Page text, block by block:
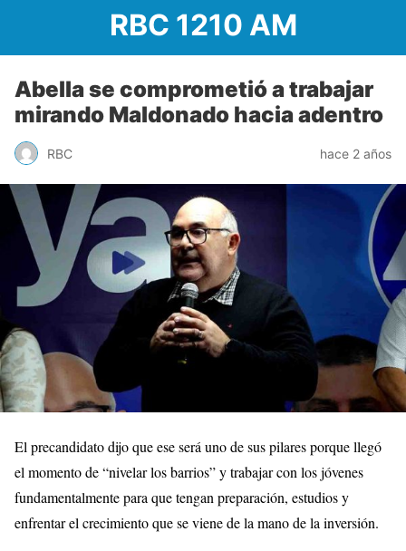
RBC 1210 AM
Abella se comprometió a trabajar
mirando Maldonado hacia adentro
RBC hace 2 años
El precandidato dijo que ese será uno de sus pilares porque llegó
el momento de “nivelar los barrios” y trabajar con los jóvenes
fundamentalmente para que tengan preparación, estudios y
enfrentar el crecimiento que se viene de la mano de la inversión.